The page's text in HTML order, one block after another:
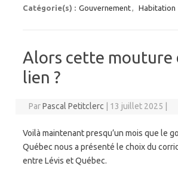
Catégorie(s) : Gouvernement, Habitation
Alors cette mouture
lien ?
ParPascal Petitclerc 13 juillet 2025
Voilà maintenant presqu’un mois que le
Québec nous a présenté le choix du
entre Lévis et Québec.